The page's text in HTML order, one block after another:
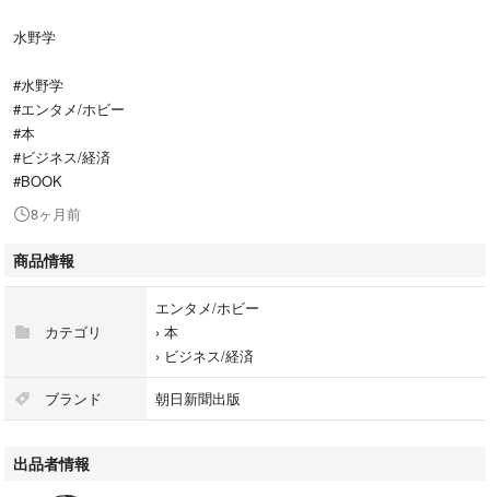
水野学
#水野学
#エンタメ/ホビー
#本
#ビジネス/経済
#BOOK
8ヶ月前
商品情報
カテゴリ
エンタメ/ホビー
› 本
› ビジネス/経済
ブランド 朝日新聞出版
出品者情報